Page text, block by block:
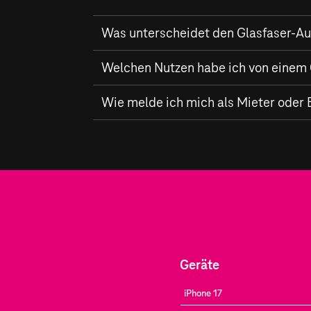
Was unterscheidet den Glasfaser-
Der Glasfaser-Ausbau der Telekom in
Internetgeschwindigkeiten von bis zu
zukunftsweisenden Infrastruktur.
Welchen Nutzen habe ich von
Mit einemGlasfaser-Anschlussder
verlässliche Verbindung. Dies eröffnet
Wie melde ich mich als Mieter oder
Geräte
iPhone 17